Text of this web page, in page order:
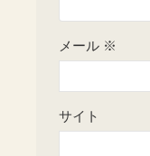
メール ※
サイト